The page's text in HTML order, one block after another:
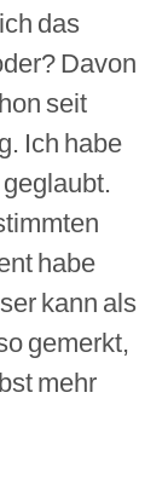
das
Davon
seit
Ich habe
habe
kann als
gemerkt,
mehr